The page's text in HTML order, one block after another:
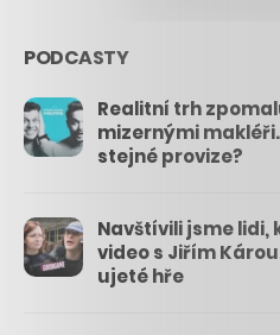
PODCASTY
Realitní trh
mizernými
stejné provize?
Navštívili jsme lidi,
video s Jiřím
ujeté hře